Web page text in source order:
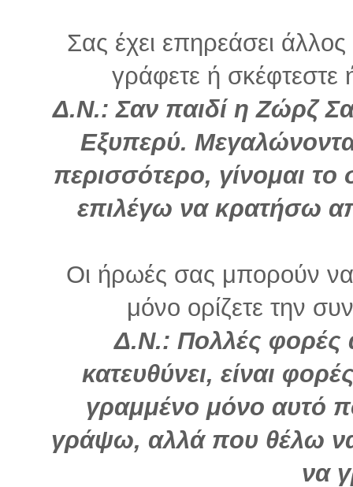
Σας έχει επηρεάσει
γράφετε ή σκέφτεστε
Δ.Ν.: Σαν παιδί η Ζώρζ
Εξυπερύ.
περισσότερο, γίνομαι
επιλέγω να κρατήσω
Οι ήρωές σας μπορούν να
μόνο ορίζετε την
Δ.Ν.: Πολλές φορές
κατευθύνει, είναι
γραμμένο μόνο αυτό
γράψω, αλλά που θέλω
να